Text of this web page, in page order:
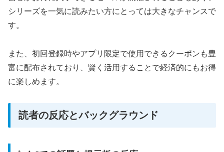
シリーズを一気に読みたい方にとっては大きなチャンスで
す。
また、初回登録時やアプリ限定で使用できるクーポンも豊
富に配布されており、賢く活用することで経済的にもお得
に楽しめます。
読者の反応とバックグラウンド